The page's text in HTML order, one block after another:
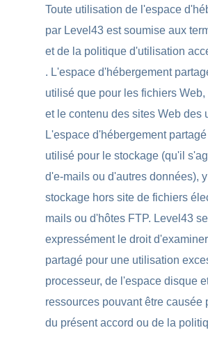
Toute utilisation de l'espace
par Level43 est soumise aux
et de la politique d'utilisation
. L'espace d'hébergement
utilisé que pour les fichiers
et le contenu des sites Web des
L'espace d'hébergement
utilisé pour le stockage (qu'il
d'e-mails ou d'autres données),
stockage hors site de fichiers
mails ou d'hôtes FTP. Level43
expressément le droit
partagé pour une utilisation
processeur, de l'espace disque
ressources pouvant être causée
du présent accord ou de la